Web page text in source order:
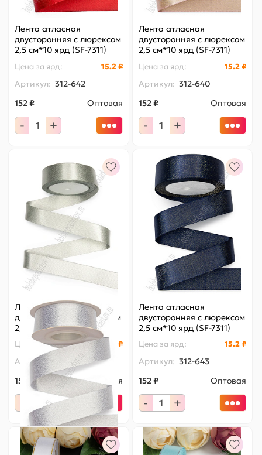
Лента атласная
двусторонняя с люрексом
2,5 см*10 ярд (SF-7311)
Цена за ярд: 15.2 ₽
Артикул: 312-642
152 ₽
Оптовая
- +
Лента атласная
двусторонняя с люрексом
2,5 см*10 ярд (SF-7311)
Цена за ярд: 15.2 ₽
Артикул: 312-640
152 ₽
Оптовая
- +
Лента атласная
двусторонняя с люрексом
2,5 см*10 ярд (SF-7311)
серебро №029/серебро
Цена заярд: 15.2 ₽
Артикул:
312-638
152 ₽
Оптовая
+
Лента атласная
двусторонняя с люрексом
2,5 см*10 ярд (SF-7311)
золото
Цена за ярд: 15.2 ₽
Артикул: 312-643
152 ₽
Оптовая
- +